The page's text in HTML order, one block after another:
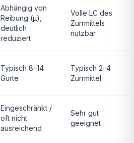
Abhängig von
Reibung (µ),
deutlich
reduziert
Volle LC des
Zurrmittels
nutzbar
Typisch 8–14
Gurte
Typisch 2–4
Zurrmittel
Eingeschränkt /
oft nicht
ausreichend
Sehr gut
geeignet